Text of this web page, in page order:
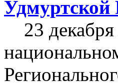
Удмуртской
23 декабря